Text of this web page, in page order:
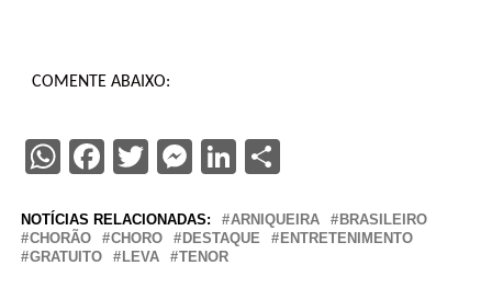
COMENTE ABAIXO:
WhatsApp
Facebook
Twitter
Messenger
LinkedIn
Share
NOTÍCIAS RELACIONADAS: ARNIQUEIRA
BRASILEIRO
CHORÃO
CHORO DESTAQUE
ENTRETENIMENTO
GRATUITO
LEVA TENOR